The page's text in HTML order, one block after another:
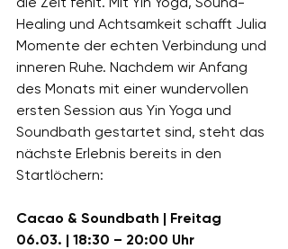
Healing und Achtsamkeit schafft Julia
Momente der echten Verbindung und
inneren Ruhe. Nachdem wir Anfang
des Monats mit einer wundervollen
ersten Session aus Yin Yoga und
Soundbath gestartet sind, steht das
nächste Erlebnis bereits in den
Startlöchern:
Cacao & Soundbath | Freitag
06.03. | 18:30 – 20:00 Uhr